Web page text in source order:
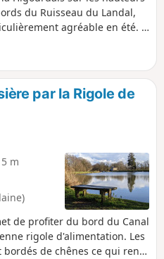
du Ruisseau du Landal,
agréable en été. Il
passe par la colline
belle vue sur le bassin du
on aperçoit le Mont-Saint-
se fait sur de petites
et peu fréquentées et
vieux hameaux et quelques
par la Rigole de
m
de profiter du bord du Canal
rigole d'alimentation. Les
de chênes ce qui rend